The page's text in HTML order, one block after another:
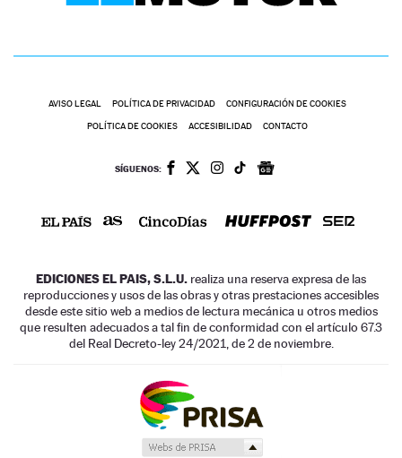
AVISO LEGAL POLÍTICA DE PRIVACIDAD CONFIGURACIÓN DE COOKIES
POLÍTICA DE COOKIES ACCESIBILIDAD CONTACTO
SÍGUENOS:
EDICIONES EL PAIS, S.L.U. realiza una reserva expresa de las
reproducciones y usos de las obras y otras prestaciones accesibles
desde este sitio web a medios de lectura mecánica u otros medios
que resulten adecuados a tal fin de conformidad con el artículo 67.3
del Real Decreto-ley 24/2021, de 2 de noviembre.